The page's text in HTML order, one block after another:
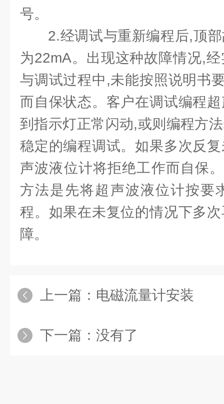
号。
2.经调试与重新编程后,顶
为22mA。出现这种故障情况,
与调试过程中,未能按照说明书
而自保状态。客户在调试编程
到指示灯正常闪动,或则编程方
稳定的编程调试。如果多次反
声波液位计将拒绝工作而自保
方法是先将超声波液位计按要
程。如果在未复位的情况下多
障。
上一篇： 电磁流量计安装
下一篇：没有了